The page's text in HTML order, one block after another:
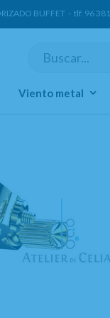
BUFFET - tlf. 96
Viento metal